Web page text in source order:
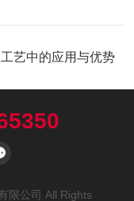
艺中的应用与优势
限公司 All Rights